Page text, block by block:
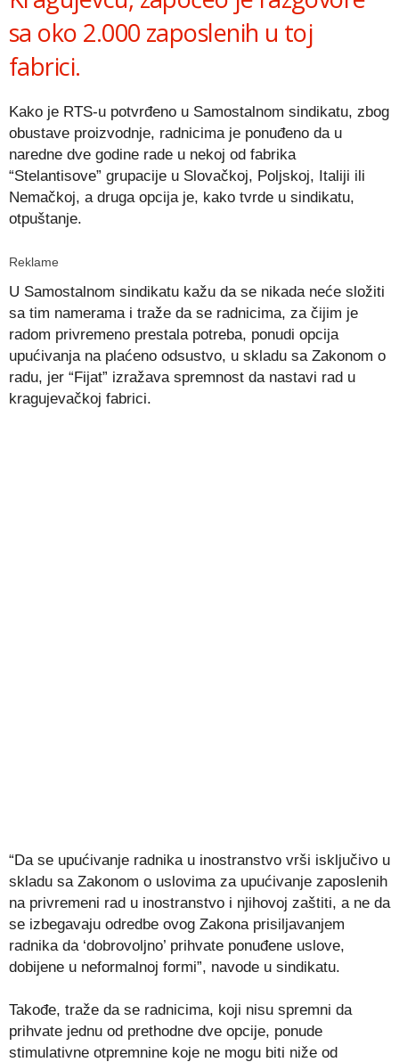
sa oko 2.000 zaposlenih u toj
fabrici.
Kako je RTS-u potvrđeno u Samostalnom sindikatu, zbog
obustave proizvodnje, radnicima je ponuđeno da u
naredne dve godine rade u nekoj od fabrika
“Stelantisove” grupacije u Slovačkoj, Poljskoj, Italiji ili
Nemačkoj, a druga opcija je, kako tvrde u sindikatu,
otpuštanje.
Reklame
U Samostalnom sindikatu kažu da se nikada neće složiti
sa tim namerama i traže da se radnicima, za čijim je
radom privremeno prestala potreba, ponudi opcija
upućivanja na plaćeno odsustvo, u skladu sa Zakonom o
radu, jer “Fijat” izražava spremnost da nastavi rad u
kragujevačkoj fabrici.
“Da se upućivanje radnika u inostranstvo vrši isključivo u
skladu sa Zakonom o uslovima za upućivanje zaposlenih
na privremeni rad u inostranstvo i njihovoj zaštiti, a ne da
se izbegavaju odredbe ovog Zakona prisiljavanjem
radnika da ‘dobrovoljno’ prihvate ponuđene uslove,
dobijene u neformalnoj formi”, navode u sindikatu.
Takođe, traže da se radnicima, koji nisu spremni da
prihvate jednu od prethodne dve opcije, ponude
stimulativne otpremnine koje ne mogu biti niže od